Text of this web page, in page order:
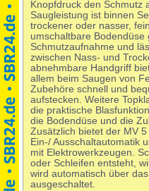
Knopfdruck den Schmutz
Saugleistung ist binnen
trockener oder nasser,
umschaltbare
Schmutzaufnahme und
zwischen Nass- und
abnehmbare Handgriff
allem beim Saugen von
Zubehöre schnell und
aufstecken. Weitere
die praktische
die Bodendüse und die
Zusätzlich bietet der MV
Ein-/ Ausschaltautomatik
mit Elektrowerkzeugen.
oder Schleifen entsteht,
wird automatisch über
ausgeschaltet.